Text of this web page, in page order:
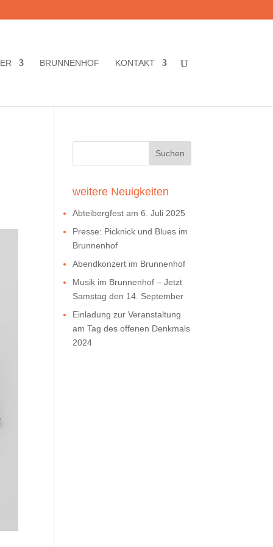
BRUNNENHOF KONTAKT
weitere Neuigkeiten
Abteibergfest am 6. Juli 2025
Presse: Picknick und Blues im
Brunnenhof
Abendkonzert im Brunnenhof
Musik im Brunnenhof – Jetzt
Samstag den 14. September
Einladung zur Veranstaltung
am Tag des offenen Denkmals
2024